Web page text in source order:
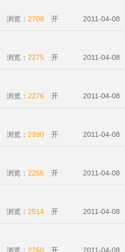
浏览： 2708 开
2011-04-08
浏览： 2275 开
2011-04-08
浏览： 2276 开
2011-04-08
浏览： 2390 开
2011-04-08
浏览： 2256 开
2011-04-08
浏览： 2514 开
2011-04-08
浏览： 2260 开
2011-04-08